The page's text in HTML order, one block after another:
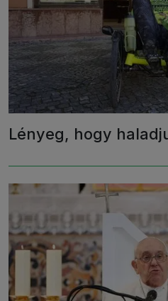
Lényeg, hogy